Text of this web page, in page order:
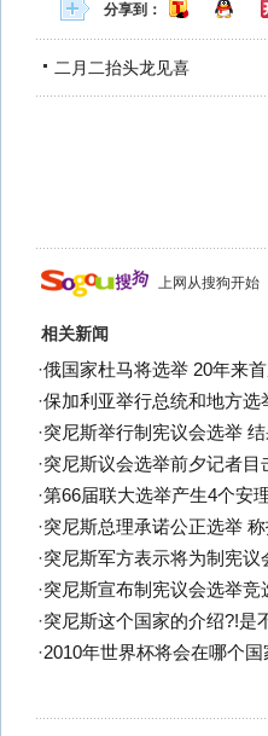
分享到：
二月二抬头龙见喜
上网从搜狗开始
相关新闻
·俄国家杜马将选举 20年来
·保加利亚举行总统和地方选
·突尼斯举行制宪议会选举
·突尼斯议会选举前夕记者目
·第66届联大选举产生4个安
·突尼斯总理承诺公正选举
·突尼斯军方表示将为制宪议
·突尼斯宣布制宪议会选举竞
·突尼斯这个国家的介绍?!是
·2010年世界杯将会在哪个国